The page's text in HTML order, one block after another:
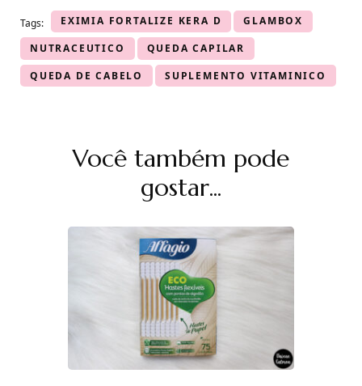
Tags: EXIMIA FORTALIZE KERA D
GLAMBOX
NUTRACEUTICO
QUEDA CAPILAR
QUEDA DE CABELO
SUPLEMENTO VITAMINICO
NavegaçãoVocê também pode
gostar...